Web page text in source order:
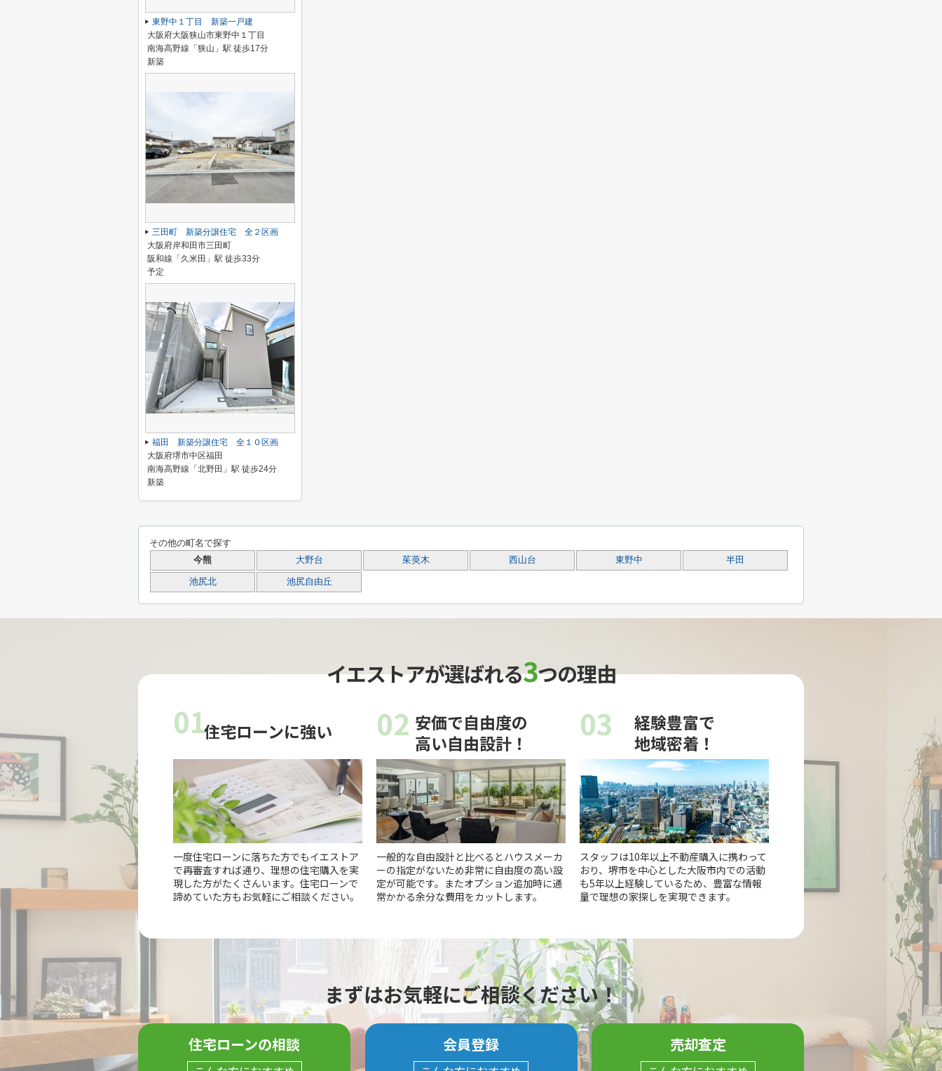
東野中１丁目 新築一戸建
大阪府大阪狭山市東野中１丁目
南海高野線「狭山」駅 徒歩17分
新築
三田町 新築分譲住宅 全２区画
大阪府岸和田市三田町
阪和線「久米田」駅 徒歩33分
予定
福田 新築分譲住宅 全１０区画
大阪府堺市中区福田
南海高野線「北野田」駅 徒歩24分
新築
その他の町名で探す
今熊 大野台 茱萸木 西山台 東野中 半田
池尻北 池尻自由丘
イエストアが選ばれる3つの理由
01住宅ローンに強い
一度住宅ローンに落ちた方でもイエストア
で再審査すれば通り、理想の住宅購入を実
現した方がたくさんいます。住宅ローンで
諦めていた方もお気軽にご相談ください。
02 安価で自由度の
高い自由設計！
一般的な自由設計と比べるとハウスメーカ
ーの指定がないため非常に自由度の高い設
定が可能です。またオプション追加時に通
常かかる余分な費用をカットします。
03
経験豊富で
地域密着！
スタッフは10年以上不動産購入に携わって
おり、堺市を中心とした大阪市内での活動
も5年以上経験しているため、豊富な情報
量で理想の家探しを実現できます。
まずはお気軽にご相談ください！
住宅ローンの相談 会員登録 売却査定